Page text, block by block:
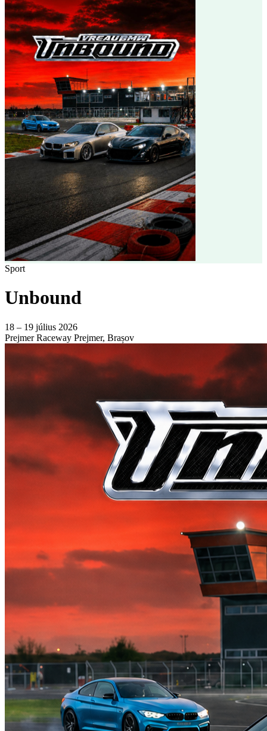
Sport
Unbound
18 – 19 július 2026
Prejmer Raceway Prejmer, Brașov